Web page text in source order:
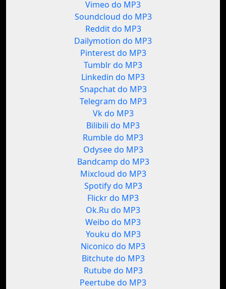
Vimeo do MP3
Soundcloud do MP3
Reddit do MP3
Dailymotion do MP3
Pinterest do MP3
Tumblr do MP3
Linkedin do MP3
Snapchat do MP3
Telegram do MP3
Vk do MP3
Bilibili do MP3
Rumble do MP3
Odysee do MP3
Bandcamp do MP3
Mixcloud do MP3
Spotify do MP3
Flickr do MP3
Ok.Ru do MP3
Weibo do MP3
Youku do MP3
Niconico do MP3
Bitchute do MP3
Rutube do MP3
Peertube do MP3